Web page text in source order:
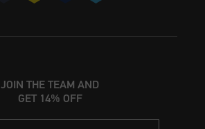
JOIN THE TEAM AND
GET 14% OFF